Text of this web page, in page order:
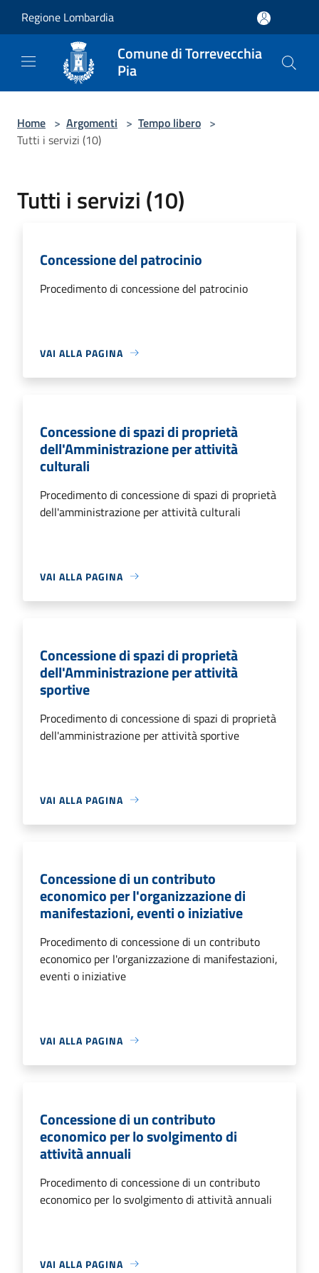
Regione Lombardia
Comune di Torrevecchia
Pia
Home > Argomenti > Tempo libero >
Tutti i servizi (10)
Tutti i servizi (10)
Concessione del patrocinio
Procedimento di concessione del patrocinio
VAI ALLA PAGINA
Concessione di spazi di proprietà
dell'Amministrazione per attività
culturali
Procedimento di concessione di spazi di proprietà
dell'amministrazione per attività culturali
VAI ALLA PAGINA
Concessione di spazi di proprietà
dell'Amministrazione per attività
sportive
Procedimento di concessione di spazi di proprietà
dell'amministrazione per attività sportive
VAI ALLA PAGINA
Concessione di un contributo
economico per l'organizzazione di
manifestazioni, eventi o iniziative
Procedimento di concessione di un contributo
economico per l'organizzazione di manifestazioni,
eventi o iniziative
VAI ALLA PAGINA
Concessione di un contributo
economico per lo svolgimento di
attività annuali
Procedimento di concessione di un contributo
economico per lo svolgimento di attività annuali
VAI ALLA PAGINA